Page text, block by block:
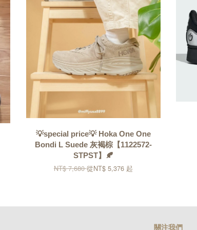
💡special price💡 Hoka One One
Bondi L Suede 灰褐棕【1122572-
STPST】🍂
NT$ 7,680從NT$ 5,376 起
關注我們